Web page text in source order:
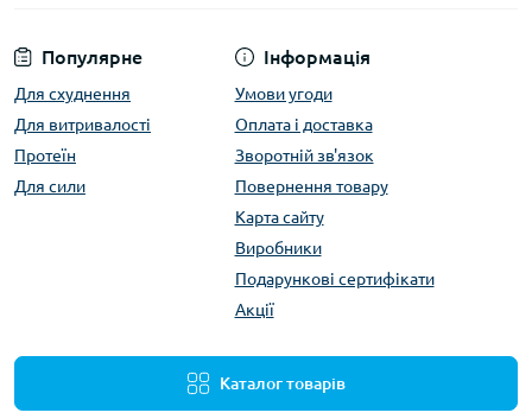
Популярне
Для схуднення
Для витривалості
Протеїн
Для сили
Інформація
Умови угоди
Оплата і доставка
Зворотній зв'язок
Повернення товару
Карта сайту
Виробники
Подарункові сертифікати
Акції
Каталог товарів